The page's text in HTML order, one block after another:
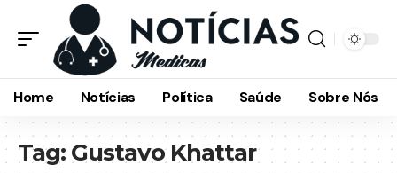
Home Notícias Política Saúde Sobre Nós
Tag: Gustavo Khattar